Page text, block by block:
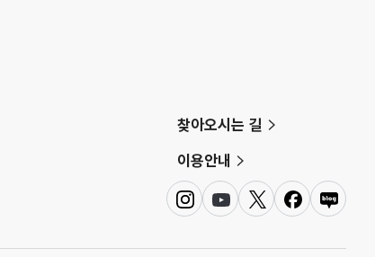
찾아오시는 길
이용안내
인
스
유
튜
트
위
페
이
네
이